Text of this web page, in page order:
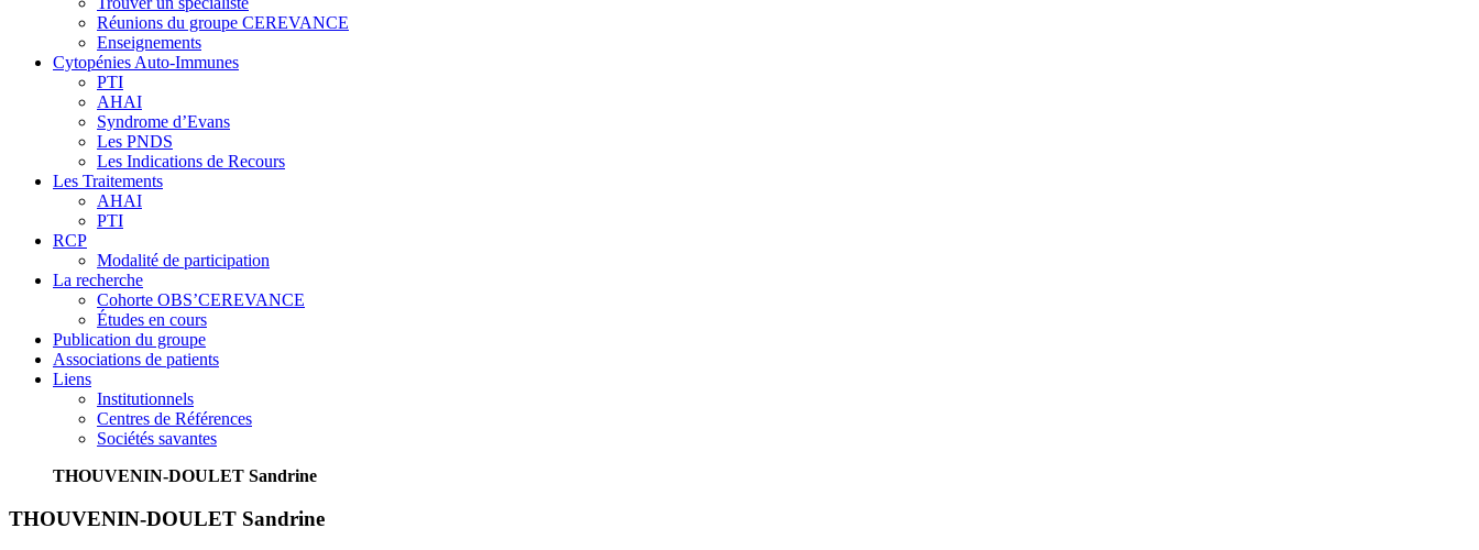
Réunions du groupe CEREVANCE
Enseignements
Cytopénies Auto-Immunes
PTI
AHAI
Syndrome d’Evans
Les PNDS
Les Indications de Recours
Les Traitements
AHAI
PTI
RCP
Modalité de participation
La recherche
Cohorte OBS’CEREVANCE
Études en cours
Publication du groupe
Associations de patients
Liens
Institutionnels
Centres de Références
Sociétés savantes
THOUVENIN-DOULET Sandrine
THOUVENIN-DOULET Sandrine